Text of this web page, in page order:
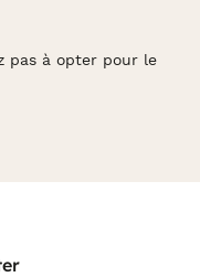
pas à opter pour le